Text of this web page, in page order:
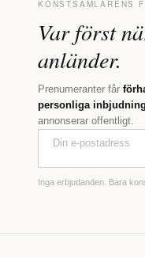
KONSTSAMLARENS
Var först
anländer.
Prenumeranter får
personliga
annonserar offentligt.
Inga erbjudanden. Bara